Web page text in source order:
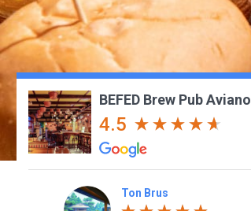
BEFED Brew Pub Aviano
4.5
Ton Brus